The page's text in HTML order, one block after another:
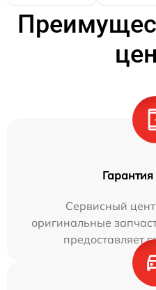
Сервисный
оригинальные
предоставляет